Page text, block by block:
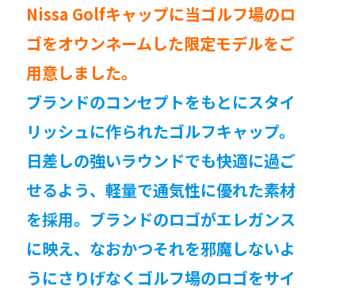
Nissa Golfキャップに当ゴルフ場のロ
ゴをオウンネームした限定モデルをご
用意しました。
ブランドのコンセプトをもとにスタイ
リッシュに作られたゴルフキャップ。
日差しの強いラウンドでも快適に過ご
せるよう、軽量で通気性に優れた素材
を採用。ブランドのロゴがエレガンス
に映え、なおかつそれを邪魔しないよ
うにさりげなくゴルフ場のロゴをサイ